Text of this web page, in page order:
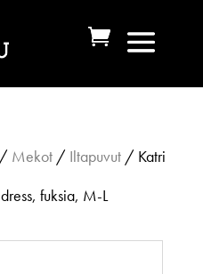
Mekot/ Iltapuvut/ Katri
fuksia, M-L